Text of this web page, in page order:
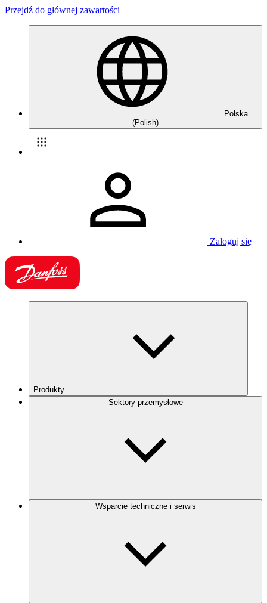
Przejdź do głównej zawartości
Polska
(Polish)
Zaloguj się
Produkty
Sektory przemysłowe
Wsparcie techniczne i serwis